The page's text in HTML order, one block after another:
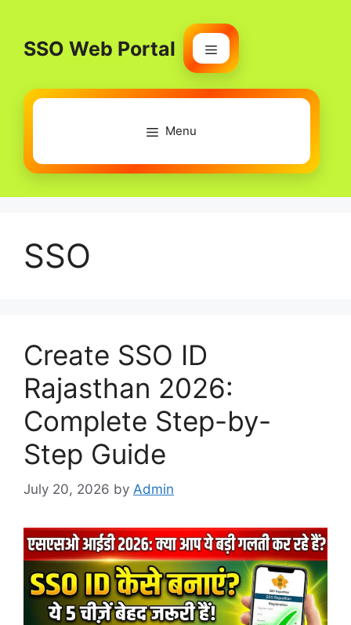
contentSSO Web Portal
Menu
Menu
SSO
Create SSO ID
Rajasthan 2026:
Complete Step-by-
Step Guide
July 20, 2026 by Admin